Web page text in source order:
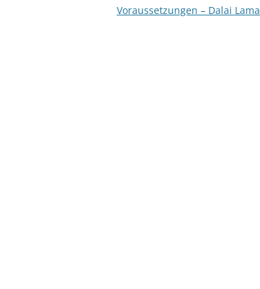
Voraussetzungen – Dalai Lama